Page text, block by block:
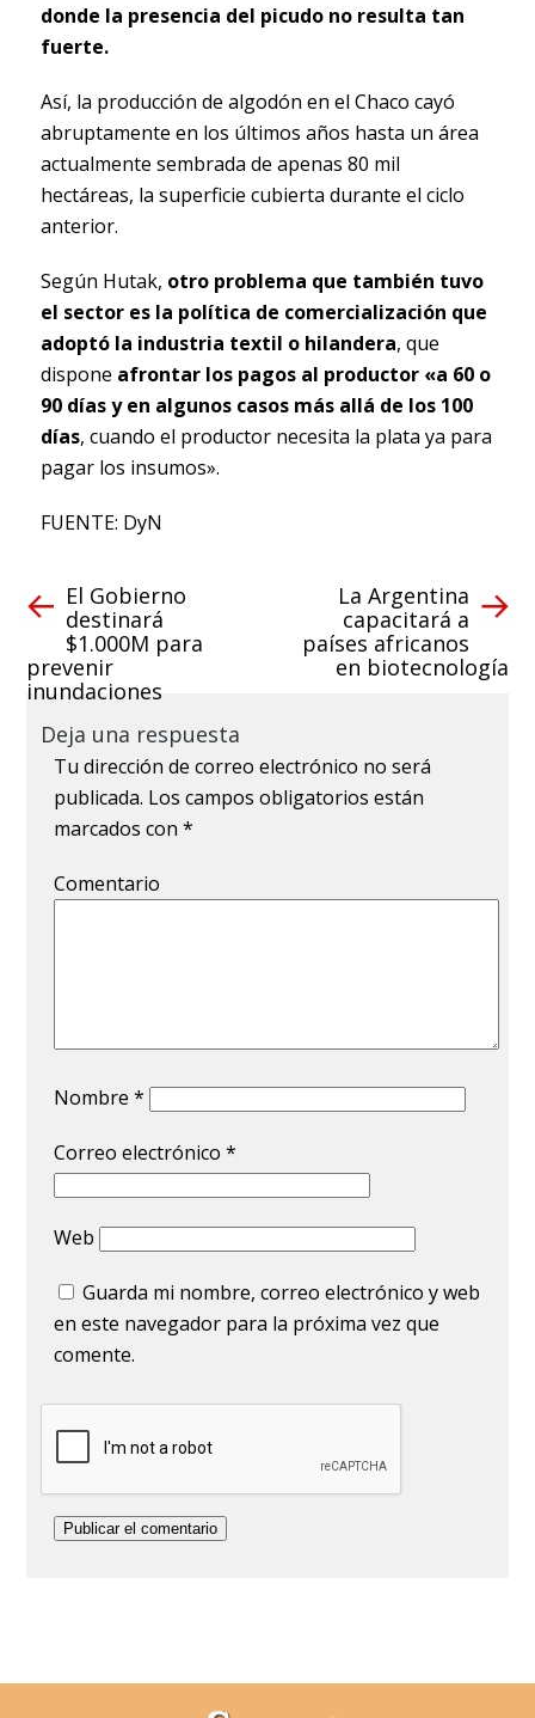
donde la presencia del picudo no resulta tan
fuerte.
Así, la producción de algodón en el Chaco cayó
abruptamente en los últimos años hasta un área
actualmente sembrada de apenas 80 mil
hectáreas, la superficie cubierta durante el ciclo
anterior.
Según Hutak, otro problema que también tuvo
el sector es la política de comercialización que
adoptó la industria textil o hilandera, que
dispone afrontar los pagos al productor «a 60 o
90 días y en algunos casos más allá de los 100
días, cuando el productor necesita la plata ya para
pagar los insumos».
FUENTE: DyN
El Gobierno
destinará
$1.000M para
prevenir
inundaciones
La Argentina
capacitará a
países africanos
en biotecnología
Deja una respuesta
Tu dirección de correo electrónico no será
publicada. Los campos obligatorios están
marcados con*
Comentario
Nombre*
Correo electrónico*
Web
Guarda mi nombre, correo electrónico y web
en este navegador para la próxima vez que
comente.